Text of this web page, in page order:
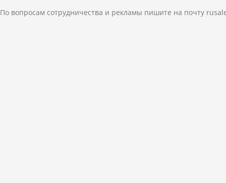
По вопросам сотрудничества и рекламы пишите на почту